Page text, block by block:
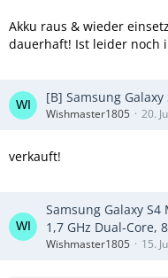
Akku raus & wieder
dauerhaft! Ist leider noch
[B] Samsung
Wishmaster1805 20.
verkauft!
Samsung Galaxy S4
1,7 GHz Dual-Core,
Wishmaster1805 15.